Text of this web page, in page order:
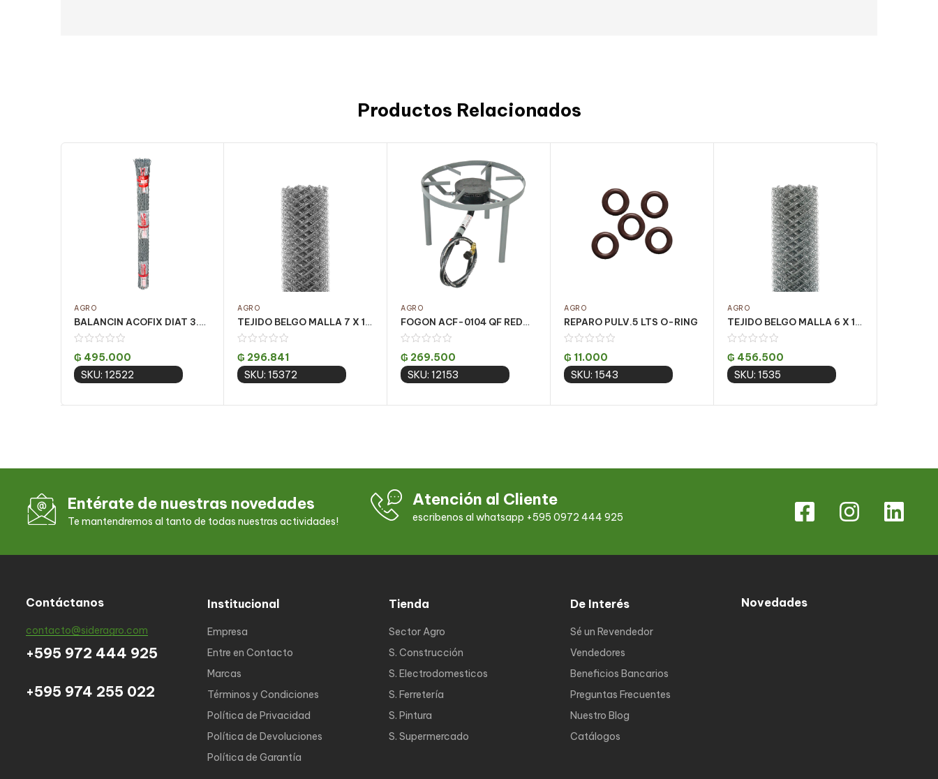
Productos Relacionados
AGRO
BALANCIN ACOFIX DIAT 3.40 X 1.20MT
₲ 495.000
SKU: 12522
Add to cart
AGRO
TEJIDO BELGO MALLA 7 X 1.00m 25m – ALAMBRE 15
₲ 296.841
SKU: 15372
Add to cart
AGRO
FOGON ACF-0104 QF REDONDO 1 HORN. BAJO 33CM X 24CM
₲ 269.500
SKU: 12153
Add to cart
AGRO
REPARO PULV.5 LTS O-RING
₲ 11.000
SKU: 1543
Add to cart
AGRO
TEJIDO BELGO MALLA 6 X 1.20 – 25M
₲ 456.500
SKU: 1535
Add to cart
Entérate de nuestras novedades
Te mantendremos al tanto de todas nuestras actividades!
Atención al Cliente
escribenos al whatsapp +595 0972 444 925
Contáctanos
contacto@sideragro.com
+595 972 444 925
+595 974 255 022
Institucional
Empresa
Entre en Contacto
Marcas
Términos y Condiciones
Política de Privacidad
Política de Devoluciones
Política de Garantía
Tienda
Sector Agro
S. Construcción
S. Electrodomesticos
S. Ferretería
S. Pintura
S. Supermercado
De Interés
Sé un Revendedor
Vendedores
Beneficios Bancarios
Preguntas Frecuentes
Nuestro Blog
Catálogos
Novedades